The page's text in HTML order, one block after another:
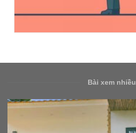
Bài xem nhiều